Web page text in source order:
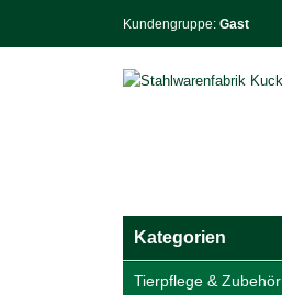
Kundengruppe: Gast
Kategorien
Tierpflege & Zubehör